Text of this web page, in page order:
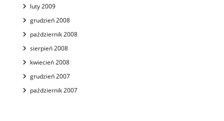
luty 2009
grudzień 2008
październik 2008
sierpień 2008
kwiecień 2008
grudzień 2007
październik 2007